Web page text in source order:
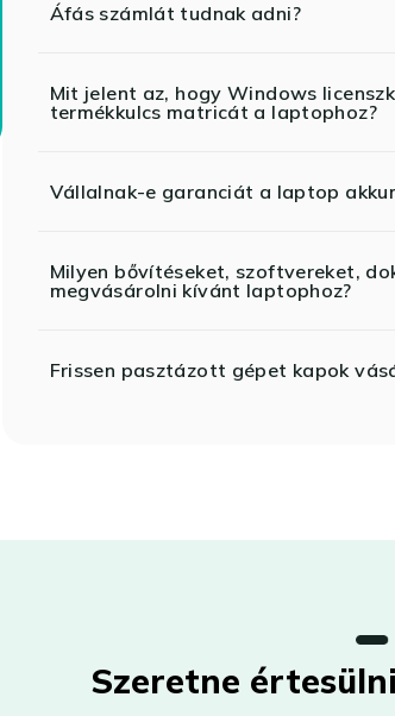
Áfás számlát tudnak adni?
Mit jelent az, hogy Windows
termékkulcs matricát a laptophoz?
Vállalnak-e garanciát a laptop
Milyen bővítéseket, szoftvereket,
megvásárolni kívánt laptophoz?
Frissen pasztázott gépet kapok
Szeretne